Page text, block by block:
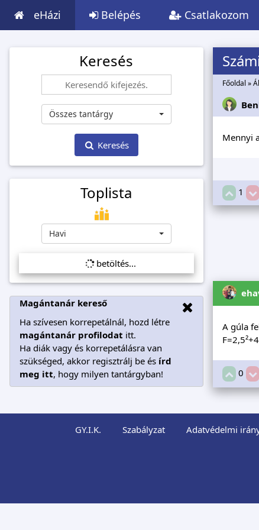
eHázi Belépés Csatlakozom
Keresés
Összes tantárgy
Keresés
Toplista
Havi
betöltés...
Magántanár kereső
Ha szívesen korrepetálnál, hozd létre
magántanár profilodat itt.
Ha diák vagy és korrepetálásra van
szükséged, akkor regisztrálj be és írd
meg itt, hogy milyen tantárgyban!
Főoldal »
Mennyi
1
A gúla
0
GY.I.K. Szabályzat Adatvédelmi